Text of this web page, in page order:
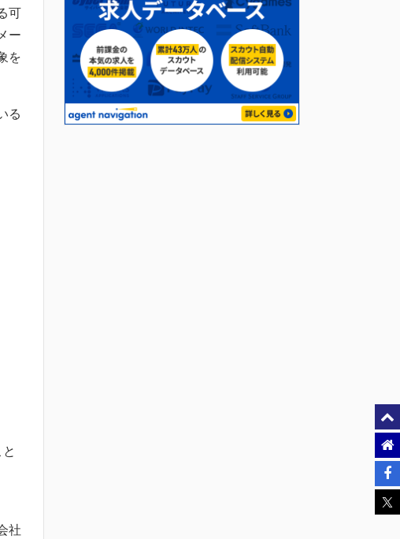
可
ー
を
る
社